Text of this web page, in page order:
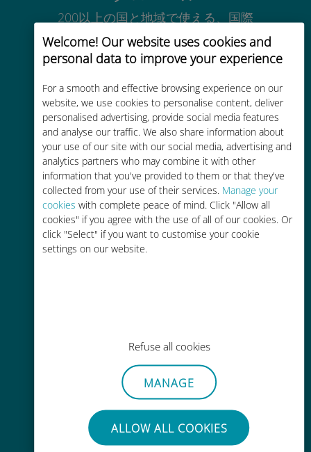
Welcome! Our website uses cookies and
personal data to improve your experience
For a smooth and effective browsing experience on our
website, we use cookies to personalise content, deliver
personalised advertising, provide social media features
and analyse our traffic. We also share information about
your use of our site with our social media, advertising and
analytics partners who may combine it with other
information that you've provided to them or that they've
collected from your use of their services. Manage your
cookies with complete peace of mind. Click "Allow all
cookies" if you agree with the use of all of our cookies. Or
click "Select" if you want to customise your cookie
settings on our website.
Refuse all cookies
MANAGE
ALLOW ALL COOKIES
200以上の国と地域で使える、国際
的な高品位のセルラー通信です
コストパフォーマンス
お客様が普段お使いのキャリアでロ
ーミングサービスを使った場合に比
べて最大で90％の節約が可能です。
可能
手間いらず